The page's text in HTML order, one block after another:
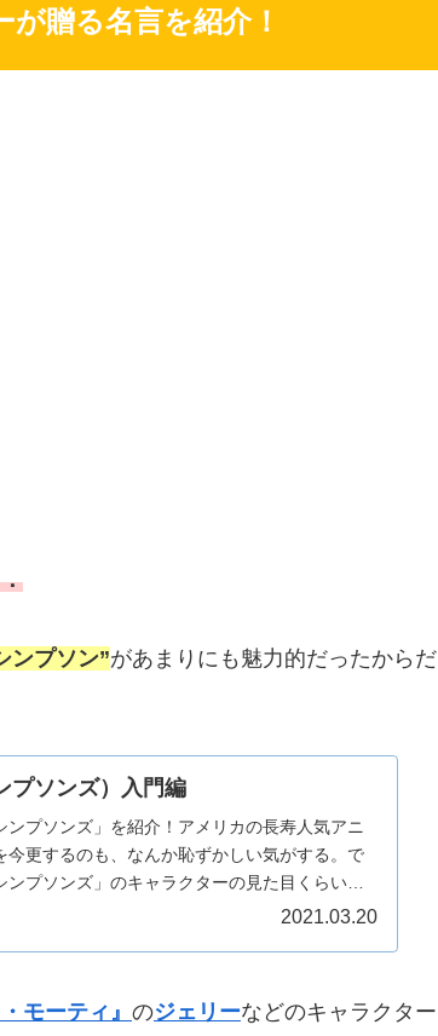
贈る名言を紹介！
ンプソン”があまりにも魅力的だったからだ
ソンズ）入門編
プソンズ」を紹介！アメリカの長寿人気アニ
今更するのも、なんか恥ずかしい気がする。で
プソンズ」のキャラクターの見た目くらいし
2021.03.20
モーティ』 のジェリーなどのキャラクター